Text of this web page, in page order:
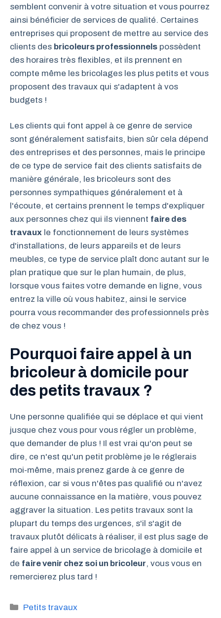
semblent convenir à votre situation et vous pourrez
ainsi bénéficier de services de qualité. Certaines
entreprises qui proposent de mettre au service des
clients des bricoleurs professionnels possèdent
des horaires très flexibles, et ils prennent en
compte même les bricolages les plus petits et vous
proposent des travaux qui s'adaptent à vos
budgets !
Les clients qui font appel à ce genre de service
sont généralement satisfaits, bien sûr cela dépend
des entreprises et des personnes, mais le principe
de ce type de service fait des clients satisfaits de
manière générale, les bricoleurs sont des
personnes sympathiques généralement et à
l'écoute, et certains prennent le temps d'expliquer
aux personnes chez qui ils viennent faire des
travaux le fonctionnement de leurs systèmes
d'installations, de leurs appareils et de leurs
meubles, ce type de service plaît donc autant sur le
plan pratique que sur le plan humain, de plus,
lorsque vous faites votre demande en ligne, vous
entrez la ville où vous habitez, ainsi le service
pourra vous recommander des professionnels près
de chez vous !
Pourquoi faire appel à un
bricoleur à domicile pour
des petits travaux ?
Une personne qualifiée qui se déplace et qui vient
jusque chez vous pour vous régler un problème,
que demander de plus ! Il est vrai qu'on peut se
dire, ce n'est qu'un petit problème je le réglerais
moi-même, mais prenez garde à ce genre de
réflexion, car si vous n'êtes pas qualifié ou n'avez
aucune connaissance en la matière, vous pouvez
aggraver la situation. Les petits travaux sont la
plupart du temps des urgences, s'il s'agit de
travaux plutôt délicats à réaliser, il est plus sage de
faire appel à un service de bricolage à domicile et
de faire venir chez soi un bricoleur, vous vous en
remercierez plus tard !
Catégories
Petits travaux